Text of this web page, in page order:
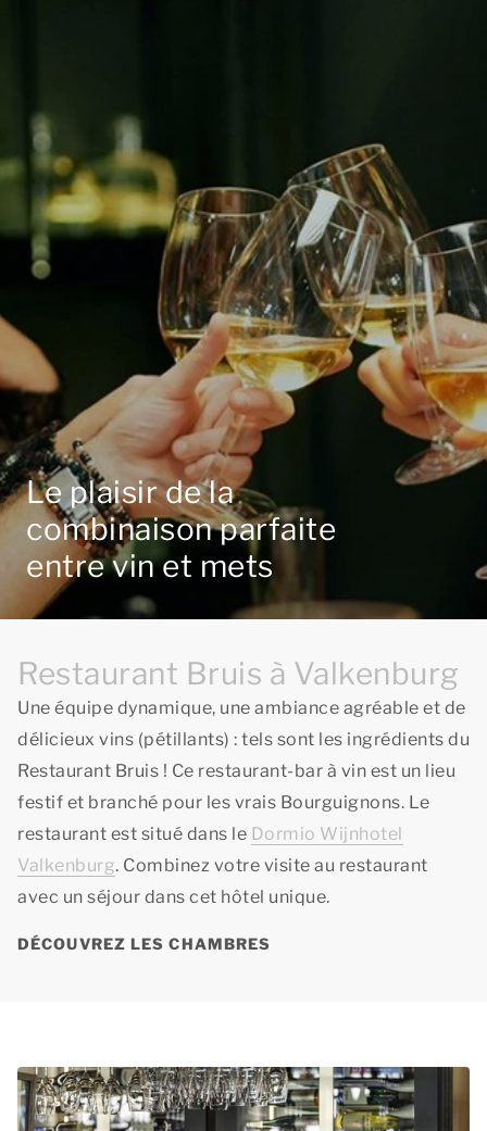
Le plaisir de la
combinaison parfaite
entre vin et mets
Restaurant Bruis à Valkenburg
Une équipe dynamique, une ambiance agréable et de
délicieux vins (pétillants) : tels sont les ingrédients du
Restaurant Bruis ! Ce restaurant-bar à vin est un lieu
festif et branché pour les vrais Bourguignons. Le
restaurant est situé dans le Dormio Wijnhotel
Valkenburg. Combinez votre visite au restaurant
avec un séjour dans cet hôtel unique.
DÉCOUVREZ LES CHAMBRES